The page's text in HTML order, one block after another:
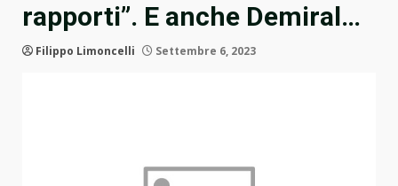
rapporti”. E anche Demiral…
Filippo Limoncelli Settembre 6, 2023